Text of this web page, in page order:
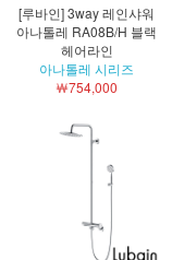
[루바인] 3way 레인샤워
아나톨레 RA08B/H 블랙
헤어라인
아나톨레 시리즈
￦754,000